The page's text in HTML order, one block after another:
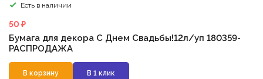
Есть в наличии
50 ₽
Бумага для декора С Днем Свадьбы!12л/уп 180359-
РАСПРОДАЖА
В корзину В 1 клик